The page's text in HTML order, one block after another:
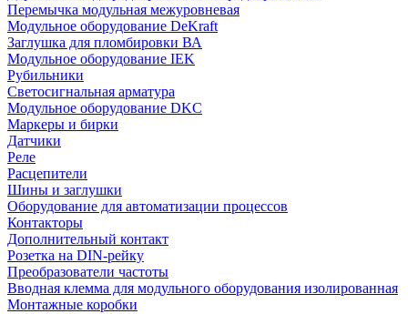
Перемычка модульная межуровневая
Модульное оборудование DeKraft
Заглушка для пломбировки ВА
Модульное оборудование IEK
Рубильники
Светосигнальная арматура
Модульное оборудование DKC
Маркеры и бирки
Датчики
Реле
Расцепители
Шины и заглушки
Оборудование для автоматизации процессов
Контакторы
Дополнительный контакт
Розетка на DIN-рейку
Преобразователи частоты
Вводная клемма для модульного оборудования изолированная
Монтажные коробки